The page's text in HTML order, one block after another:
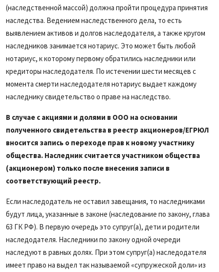
(наследственной массой) должна пройти процедура принятия
наследства. Ведением наследственного дела, то есть
выявлением активов и долгов наследодателя, а также кругом
наследников занимается нотариус. Это может быть любой
нотариус, к которому первому обратились наследники или
кредиторы наследодателя. По истечении шести месяцев с
момента смерти наследодателя нотариус выдает каждому
наследнику свидетельство о праве на наследство.
В случае с акциями и долями в ООО на основании
полученного свидетельства в реестр акционеров/ЕГРЮЛ
вносится запись о переходе прав к новому участнику
общества. Наследник считается участником общества
(акционером) только после внесения записи в
соответствующий реестр.
Если наследодатель не оставил завещания, то наследниками
будут лица, указанные в законе (наследование по закону, глава
63 ГК РФ). В первую очередь это супруг(а), дети и родители
наследодателя. Наследники по закону одной очереди
наследуют в равных долях. При этом супруг(а) наследодателя
имеет право на выдел так называемой «супружеской доли» из